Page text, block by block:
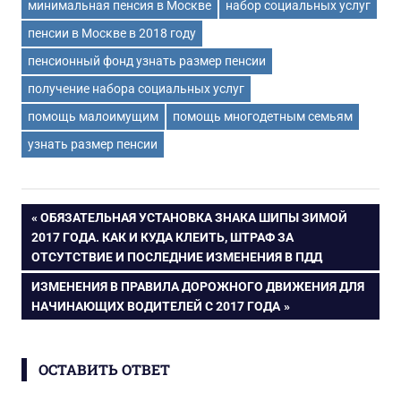
Краснодарского
края и Алтая
статуса
безработного,
расчет суммы
пособия
минимальная пенсия в Москве
набор социальных услуг
пенсии в Москве в 2018 году
пенсионный фонд узнать размер пенсии
получение набора социальных услуг
помощь малоимущим
помощь многодетным семьям
узнать размер пенсии
Навигация
по
записям
ПРЕДЫДУЩАЯ
ЗАПИСЬ:
ОБЯЗАТЕЛЬНАЯ УСТАНОВКА ЗНАКА ШИПЫ ЗИМОЙ
2017 ГОДА. КАК И КУДА КЛЕИТЬ, ШТРАФ ЗА
ОТСУТСТВИЕ И ПОСЛЕДНИЕ ИЗМЕНЕНИЯ В ПДД
СЛЕДУЮЩАЯ
ЗАПИСЬ:
ИЗМЕНЕНИЯ В ПРАВИЛА ДОРОЖНОГО ДВИЖЕНИЯ ДЛЯ
НАЧИНАЮЩИХ ВОДИТЕЛЕЙ С 2017 ГОДА
ОСТАВИТЬ ОТВЕТ